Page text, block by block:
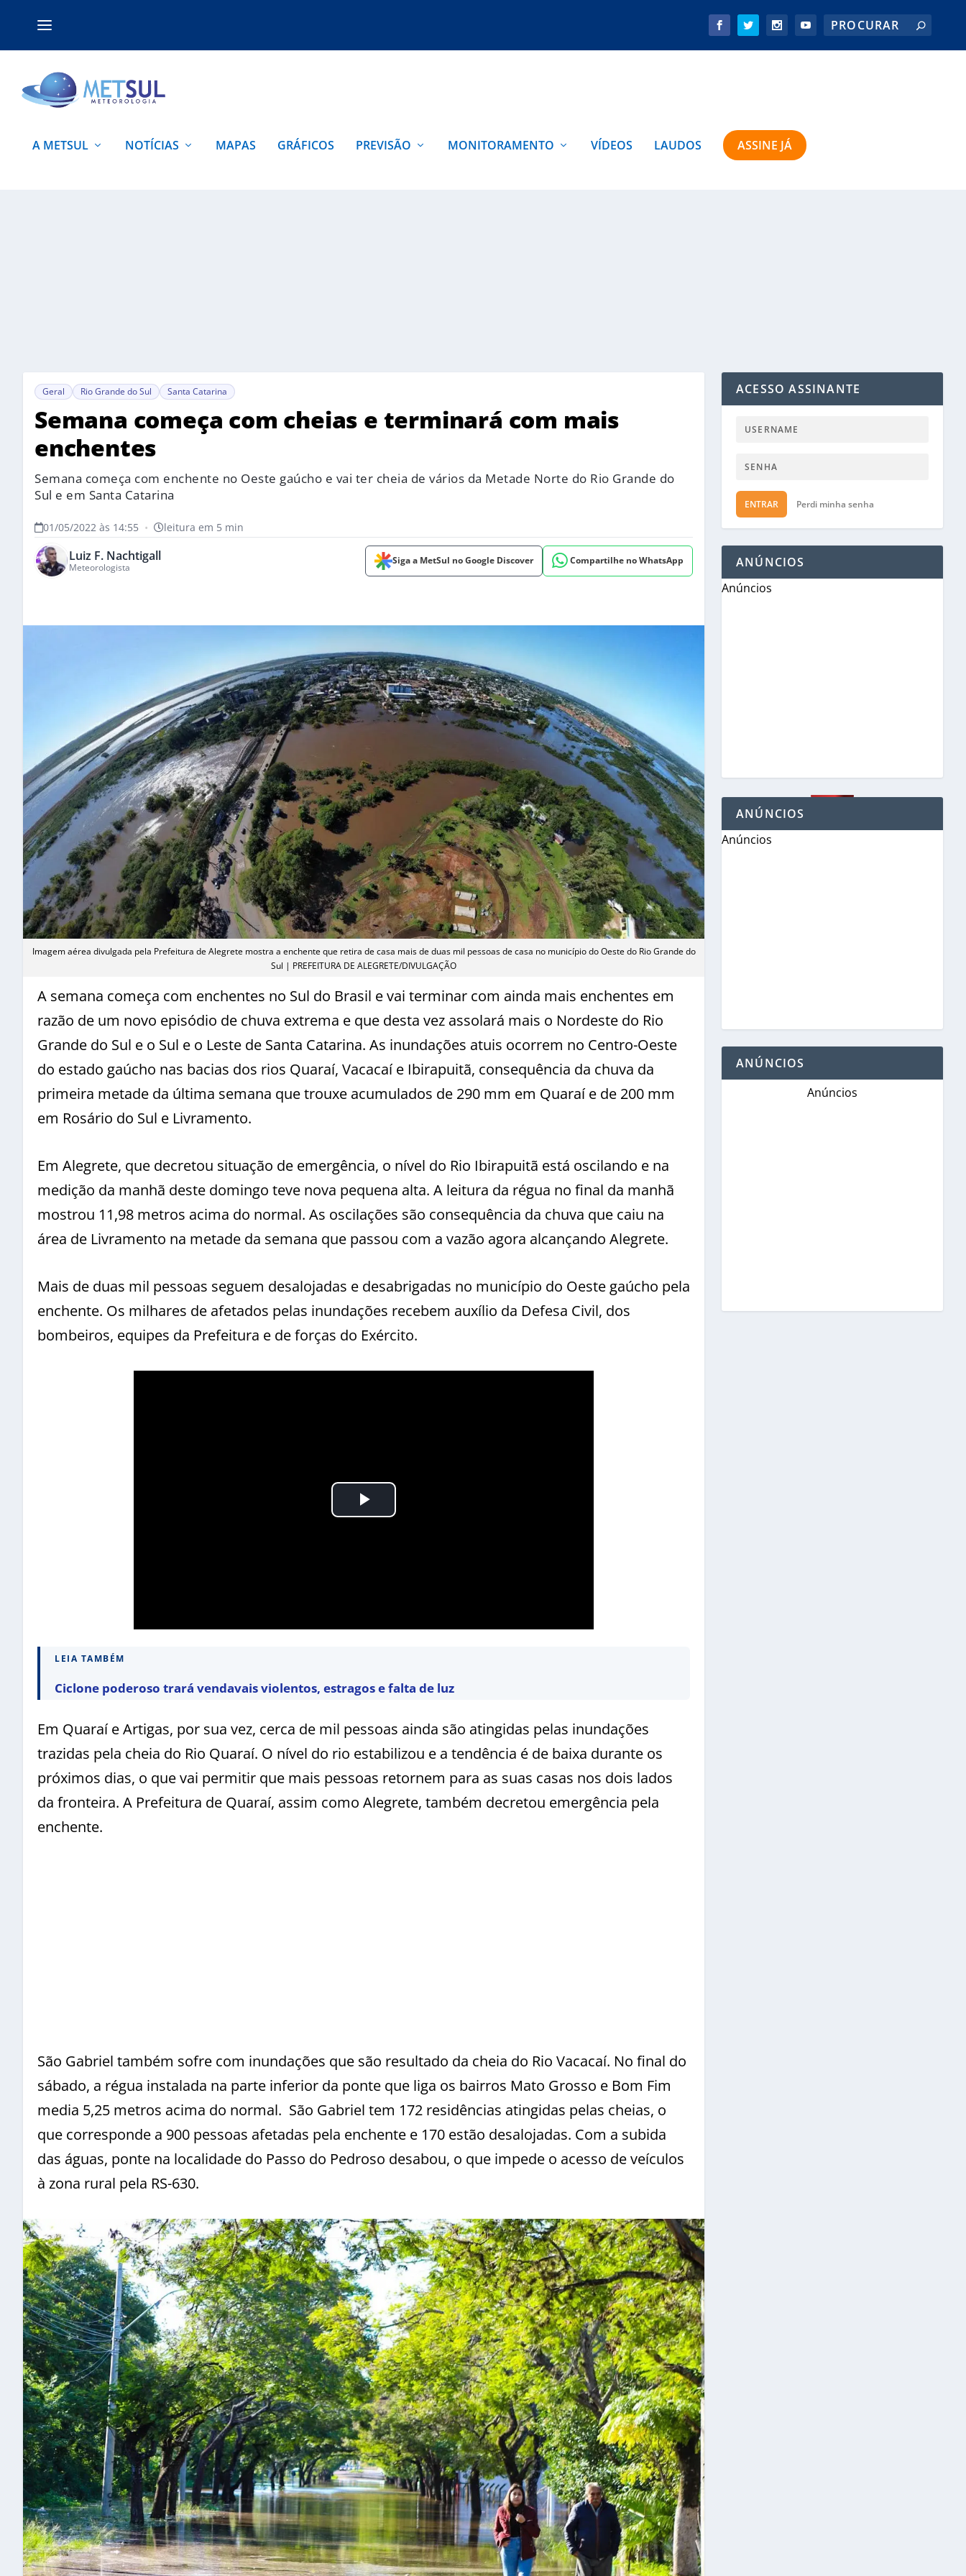
A METSUL NOTÍCIAS MAPAS GRÁFICOS PREVISÃO MONITORAMENTO VÍDEOS LAUDOS ASSINE JÁ
Geral Rio Grande do Sul Santa Catarina
Semana começa com cheias e terminará com mais
enchentes
Semana começa com enchente no Oeste gaúcho e vai ter cheia de vários da Metade Norte do Rio Grande do
Sul e em Santa Catarina
01/05/2022 às 14:55 • leitura em 5 min
Luiz F. Nachtigall
Meteorologista
Siga a MetSul no Google Discover Compartilhe no WhatsApp
Imagem aérea divulgada pela Prefeitura de Alegrete mostra a enchente que retira de casa mais de duas mil pessoas de casa no município do Oeste do Rio Grande do
Sul | PREFEITURA DE ALEGRETE/DIVULGAÇÃO
A semana começa com enchentes no Sul do Brasil e vai terminar com ainda mais enchentes em
razão de um novo episódio de chuva extrema e que desta vez assolará mais o Nordeste do Rio
Grande do Sul e o Sul e o Leste de Santa Catarina. As inundações atuis ocorrem no Centro-Oeste
do estado gaúcho nas bacias dos rios Quaraí, Vacacaí e Ibirapuitã, consequência da chuva da
primeira metade da última semana que trouxe acumulados de 290 mm em Quaraí e de 200 mm
em Rosário do Sul e Livramento.
Em Alegrete, que decretou situação de emergência, o nível do Rio Ibirapuitã está oscilando e na
medição da manhã deste domingo teve nova pequena alta. A leitura da régua no final da manhã
mostrou 11,98 metros acima do normal. As oscilações são consequência da chuva que caiu na
área de Livramento na metade da semana que passou com a vazão agora alcançando Alegrete.
Mais de duas mil pessoas seguem desalojadas e desabrigadas no município do Oeste gaúcho pela
enchente. Os milhares de afetados pelas inundações recebem auxílio da Defesa Civil, dos
bombeiros, equipes da Prefeitura e de forças do Exército.
LEIA TAMBÉM
Ciclone poderoso trará vendavais violentos, estragos e falta de luz
Em Quaraí e Artigas, por sua vez, cerca de mil pessoas ainda são atingidas pelas inundações
trazidas pela cheia do Rio Quaraí. O nível do rio estabilizou e a tendência é de baixa durante os
próximos dias, o que vai permitir que mais pessoas retornem para as suas casas nos dois lados
da fronteira. A Prefeitura de Quaraí, assim como Alegrete, também decretou emergência pela
enchente.
São Gabriel também sofre com inundações que são resultado da cheia do Rio Vacacaí. No final do
sábado, a régua instalada na parte inferior da ponte que liga os bairros Mato Grosso e Bom Fim
media 5,25 metros acima do normal. São Gabriel tem 172 residências atingidas pelas cheias, o
que corresponde a 900 pessoas afetadas pela enchente e 170 estão desalojadas. Com a subida
das águas, ponte na localidade do Passo do Pedroso desabou, o que impede o acesso de veículos
à zona rural pela RS-630.
ACESSO ASSINANTE
ENTRAR Perdi minha senha
ANÚNCIOS
Anúncios
ANÚNCIOS
Anúncios
ANÚNCIOS
Anúncios